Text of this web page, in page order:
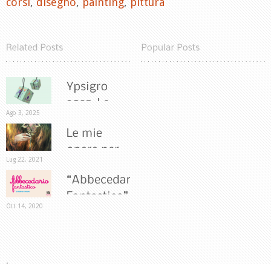
Ago 3, 2025
Lug 22, 2021
Ott 14, 2020